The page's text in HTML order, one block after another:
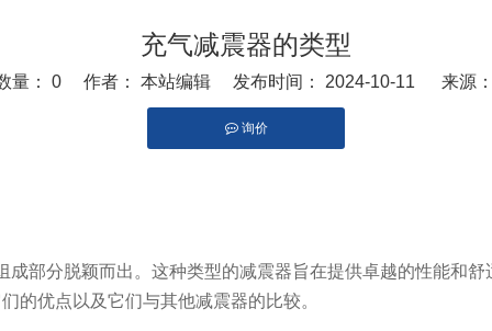
充气减震器的类型
量： 0作者： 本站编辑 发布时间： 2024-10-11 来源
询价
成部分脱颖而出。这种类型的减震器旨在提供卓越的性能和
的优点以及它们与其他减震器的比较。